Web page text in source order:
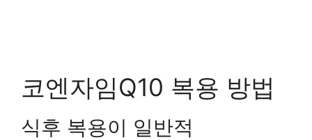
코엔자임Q10 복용 방법
식후 복용이 일반적